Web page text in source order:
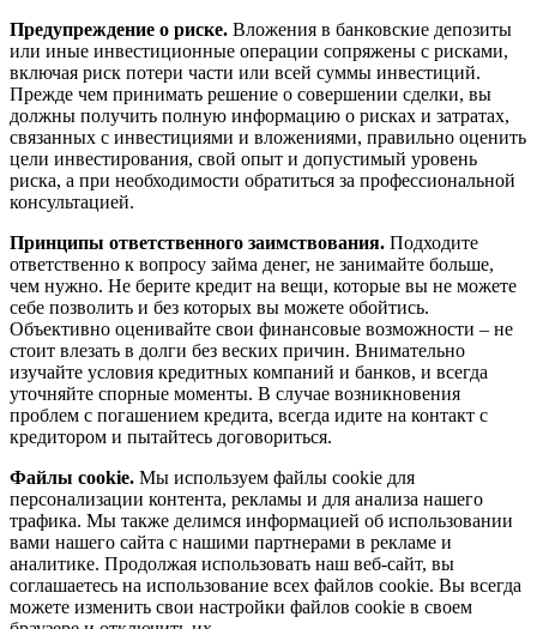
Предупреждение о риске. Вложения в банковские депозиты
или иные инвестиционные операции сопряжены с рисками,
включая риск потери части или всей суммы инвестиций.
Прежде чем принимать решение о совершении сделки, вы
должны получить полную информацию о рисках и затратах,
связанных с инвестициями и вложениями, правильно оценить
цели инвестирования, свой опыт и допустимый уровень
риска, а при необходимости обратиться за профессиональной
консультацией.
Принципы ответственного заимствования. Подходите
ответственно к вопросу займа денег, не занимайте больше,
чем нужно. Не берите кредит на вещи, которые вы не можете
себе позволить и без которых вы можете обойтись.
Объективно оценивайте свои финансовые возможности – не
стоит влезать в долги без веских причин. Внимательно
изучайте условия кредитных компаний и банков, и всегда
уточняйте спорные моменты. В случае возникновения
проблем с погашением кредита, всегда идите на контакт с
кредитором и пытайтесь договориться.
Файлы cookie. Мы используем файлы cookie для
персонализации контента, рекламы и для анализа нашего
трафика. Мы также делимся информацией об использовании
вами нашего сайта с нашими партнерами в рекламе и
аналитике. Продолжая использовать наш веб-сайт, вы
соглашаетесь на использование всех файлов cookie. Вы всегда
можете изменить свои настройки файлов cookie в своем